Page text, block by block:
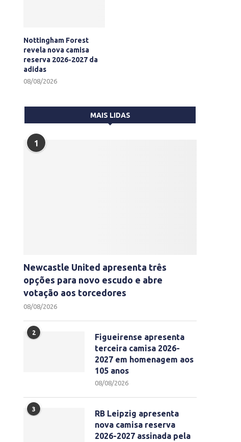
Nottingham Forest
revela nova camisa
reserva 2026-2027 da
adidas
08/08/2026
MAIS LIDAS
1
Newcastle United apresenta três
opções para novo escudo e abre
votação aos torcedores
08/08/2026
2
Figueirense apresenta
terceira camisa 2026-
2027 em homenagem aos
105 anos
08/08/2026
3
RB Leipzig apresenta
nova camisa reserva
2026-2027 assinada pela